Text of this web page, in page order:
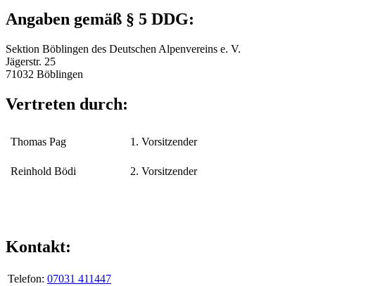
Angaben gemäß § 5 DDG:
Sektion Böblingen des Deutschen Alpenvereins e. V.
Jägerstr. 25
71032 Böblingen
Vertreten durch:
Thomas Pag 1. Vorsitzender
Reinhold Bödi 2. Vorsitzender
Kontakt:
Telefon: 07031 411447